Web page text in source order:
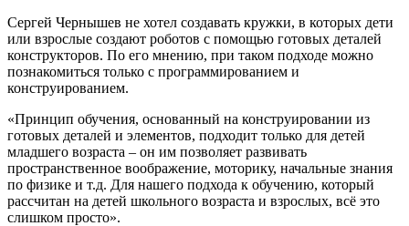
Сергей Чернышев не хотел создавать кружки, в которых дети
или взрослые создают роботов с помощью готовых деталей
конструкторов. По его мнению, при таком подходе можно
познакомиться только с программированием и
конструированием.
«Принцип обучения, основанный на конструировании из
готовых деталей и элементов, подходит только для детей
младшего возраста – он им позволяет развивать
пространственное воображение, моторику, начальные знания
по физике и т.д. Для нашего подхода к обучению, который
рассчитан на детей школьного возраста и взрослых, всё это
слишком просто».